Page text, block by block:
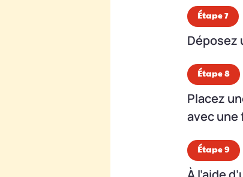
Étape 7
Déposez
Étape 8
Placez
avec
Étape 9